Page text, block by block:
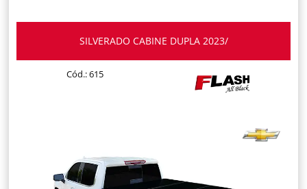
SILVERADO CABINE DUPLA 2023/
Cód.: 615